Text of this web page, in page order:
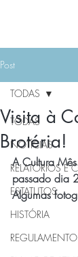
Post
TODAS
NOTÍCIAS
RELATÓRIOS E
ESTATUTOS
HISTÓRIA
REGULAMENTO
TODAS
Visita à
Brotéria!
A Cultura
passado dia
Algumas